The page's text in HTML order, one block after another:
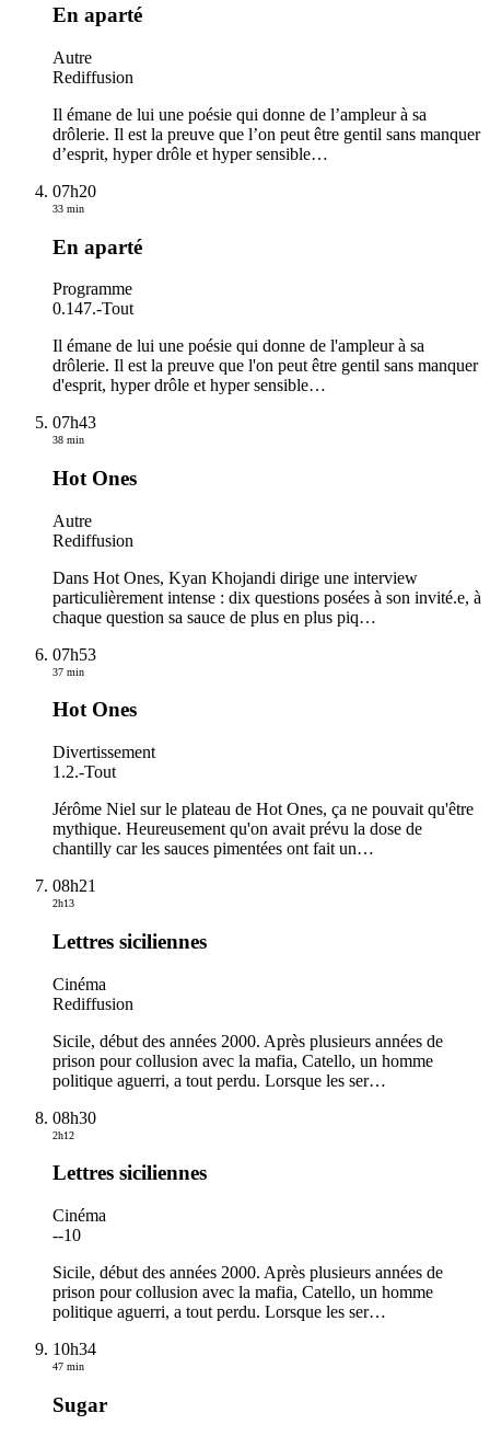
En aparté
Autre
Rediffusion
Il émane de lui une poésie qui donne de l’ampleur à sa
drôlerie. Il est la preuve que l’on peut être gentil sans manquer
d’esprit, hyper drôle et hyper sensible…
07h20
33 min
En aparté
Programme
0.147.-Tout
Il émane de lui une poésie qui donne de l'ampleur à sa
drôlerie. Il est la preuve que l'on peut être gentil sans manquer
d'esprit, hyper drôle et hyper sensible…
07h43
38 min
Hot Ones
Autre
Rediffusion
Dans Hot Ones, Kyan Khojandi dirige une interview
particulièrement intense : dix questions posées à son invité.e, à
chaque question sa sauce de plus en plus piq…
07h53
37 min
Hot Ones
Divertissement
1.2.-Tout
Jérôme Niel sur le plateau de Hot Ones, ça ne pouvait qu'être
mythique. Heureusement qu'on avait prévu la dose de
chantilly car les sauces pimentées ont fait un…
08h21
2h13
Lettres siciliennes
Cinéma
Rediffusion
Sicile, début des années 2000. Après plusieurs années de
prison pour collusion avec la mafia, Catello, un homme
politique aguerri, a tout perdu. Lorsque les ser…
08h30
2h12
Lettres siciliennes
Cinéma
--10
Sicile, début des années 2000. Après plusieurs années de
prison pour collusion avec la mafia, Catello, un homme
politique aguerri, a tout perdu. Lorsque les ser…
10h34
47 min
Sugar